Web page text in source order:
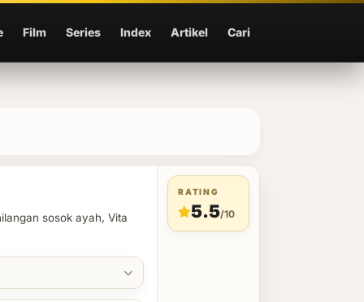
Film Series Index Artikel Cari
sosok ayah, Vita
RATING
5.5/10